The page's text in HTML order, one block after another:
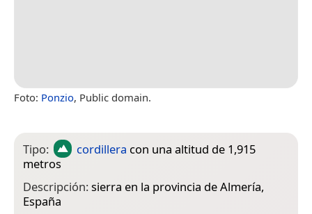
Foto: Ponzio, Public domain.
Tipo: cordillera con una altitud de 1,915
metros
Descripción:sierra en la provincia de Almería,
España